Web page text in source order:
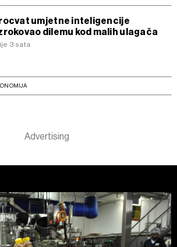
umjetne inteligencije
dilemu kod malih ulagača
3 sata